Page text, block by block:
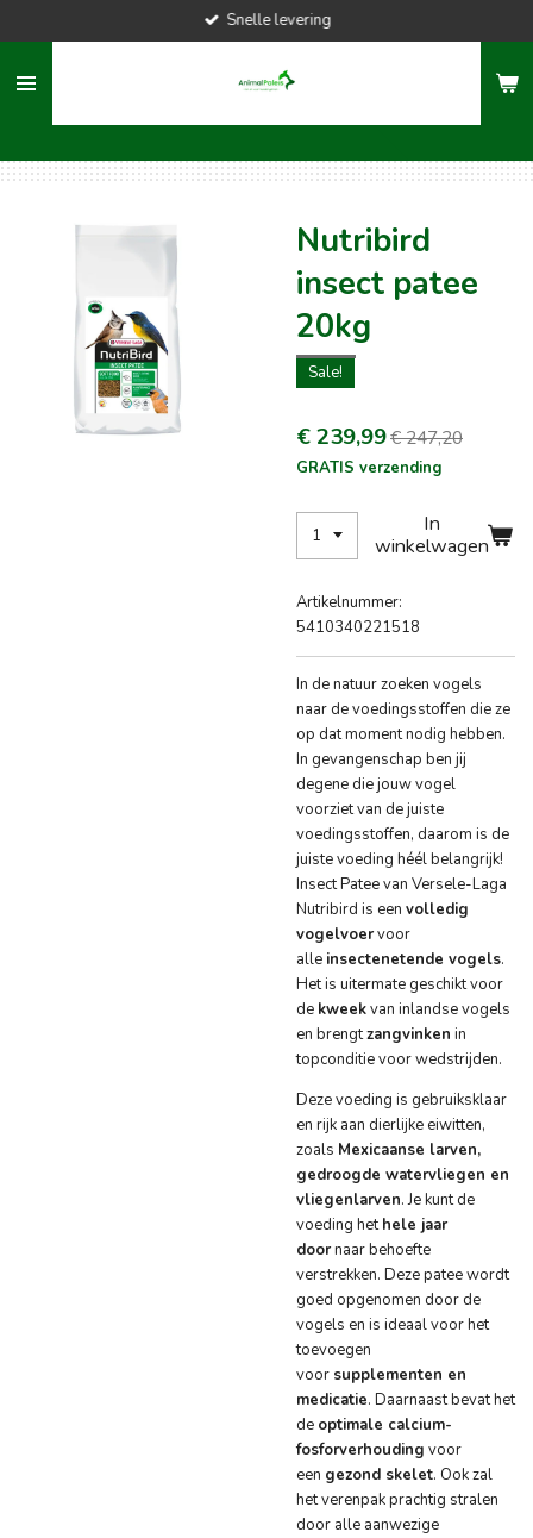
naar
hoofdinhoud
Snelle levering
Nutribird
insect patee
20kg
Sale!
€ 239,99€ 247,20
GRATIS verzending
In
winkelwagen
Artikelnummer:
5410340221518
In de natuur zoeken vogels
naar de voedingsstoffen die ze
op dat moment nodig hebben.
In gevangenschap ben jij
degene die jouw vogel
voorziet van de juiste
voedingsstoffen, daarom is de
juiste voeding héél belangrijk!
Insect Patee van Versele-Laga
Nutribird is een volledig
vogelvoervoor
alle insectenetende vogels.
Het is uitermate geschikt voor
de kweekvan inlandse vogels
en brengtzangvinken in
topconditie voor wedstrijden.
Deze voeding is gebruiksklaar
en rijk aan dierlijke eiwitten,
zoals Mexicaanse larven,
gedroogde watervliegen en
vliegenlarven. Je kunt de
voeding het hele jaar
doornaar behoefte
verstrekken. Deze patee wordt
goed opgenomen door de
vogels en is ideaal voor het
toevoegen
voor supplementen en
medicatie. Daarnaast bevat het
de optimale calcium-
fosforverhouding voor
een gezond skelet. Ook zal
het verenpak prachtig stralen
door alle aanwezige